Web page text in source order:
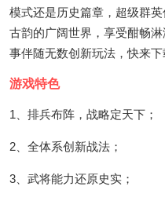
模式还是历史篇章，超级群
古韵的广阔世界，享受酣畅
事伴随无数创新玩法，快来下
游戏特色
1、排兵布阵，战略定天下；
2、全体系创新战法；
3、武将能力还原史实；